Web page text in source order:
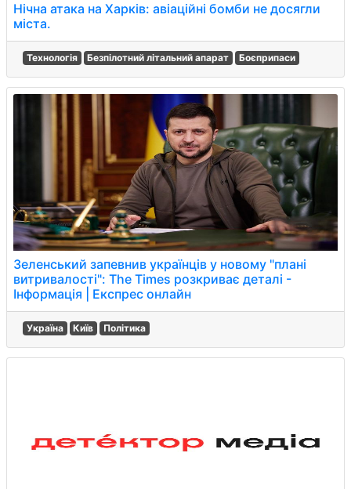
Нічна атака на Харків: авіаційні бомби не досягли
міста.
Технологія Безпілотний літальний апарат Боєприпаси
Зеленський запевнив українців у новому "плані
витривалості": The Times розкриває деталі -
Інформація | Експрес онлайн
Україна Київ Політика